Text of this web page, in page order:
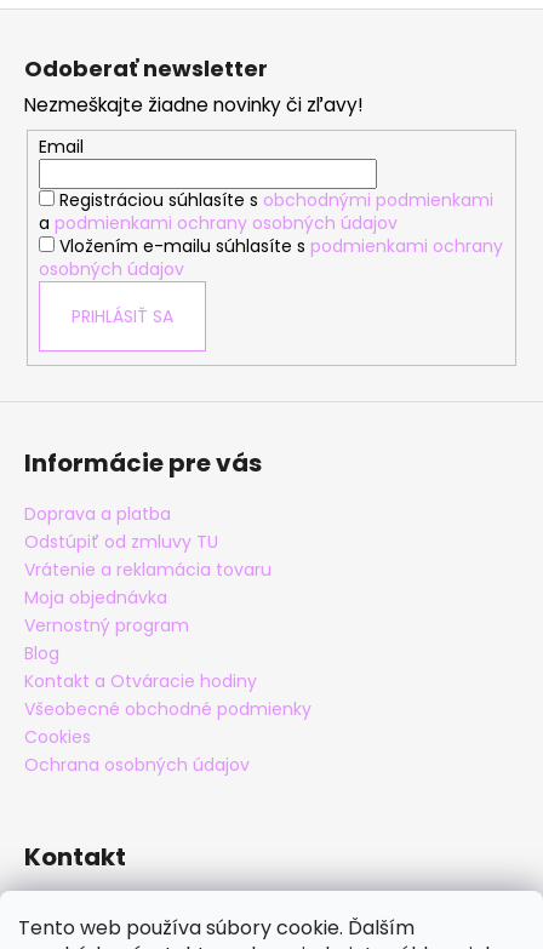
Tento web používa súbory cookie. Ďalším
Z
Odoberať newsletter
Nezmeškajte žiadne novinky či zľavy!
Email
Registráciou súhlasíte s obchodnými podmienkami
a podmienkami ochrany osobných údajov
Vložením e-mailu súhlasíte s podmienkami ochrany
osobných údajov
PRIHLÁSIŤ SA
Informácie pre vás
Doprava a platba
Odstúpiť od zmluvy TU
Vrátenie a reklamácia tovaru
Moja objednávka
Vernostný program
Blog
Kontakt a Otváracie hodiny
Všeobecné obchodné podmienky
Cookies
Ochrana osobných údajov
Kontakt
+421 905 838 706